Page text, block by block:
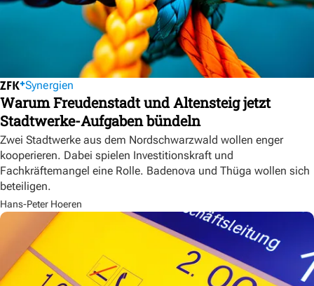
Synergien
Warum Freudenstadt und Altensteig jetzt
Stadtwerke-Aufgaben bündeln
Zwei Stadtwerke aus dem Nordschwarzwald wollen enger
kooperieren. Dabei spielen Investitionskraft und
Fachkräftemangel eine Rolle. Badenova und Thüga wollen sich
beteiligen.
Hans-Peter Hoeren